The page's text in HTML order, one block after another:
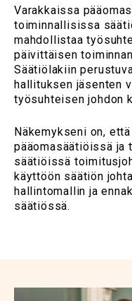
Varakkaissa
toiminnallisissa
mahdollistaa
päivittäisen
Säätiölakiin
hallituksen jäsenten
työsuhteisen johdon
Näkemykseni on,
pääomasäätiöissä
säätiöissä
käyttöön säätiön
hallintomallin ja
säätiössä.